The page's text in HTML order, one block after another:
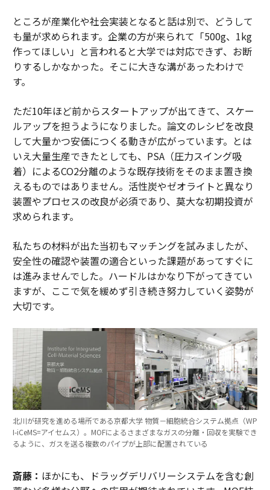
ところが産業化や社会実装となると話は別で、どうして
も量が求められます。企業の方が来られて「500g、1kg
作ってほしい」と言われると大学では対応できず、お断
りするしかなかった。そこに大きな溝があったわけで
す。
ただ10年ほど前からスタートアップが出てきて、スケー
ルアップを担うようになりました。論文のレシピを改良
して大量かつ安価につくる動きが広がっています。とは
いえ大量生産できたとしても、PSA（圧力スイング吸
着）によるCO2分離のような既存技術をそのまま置き換
えるものではありません。活性炭やゼオライトと異なり
装置やプロセスの改良が必須であり、莫大な初期投資が
求められます。
私たちの材料が出た当初もマッチングを試みましたが、
安全性の確認や装置の適合といった課題があってすぐに
は進みませんでした。ハードルはかなり下がってきてい
ますが、ここで気を緩めず引き続き努力していく姿勢が
大切です。
北川が研究を進める場所である京都大学 物質－細胞統合システム拠点（WP
I-iCeMS=アイセムス）。MOFによるさまざまなガスの分離・回収を実験でき
るように、ガスを送る複数のパイプが上部に配置されている
斎藤： ほかにも、ドラッグデリバリーシステムを含む創